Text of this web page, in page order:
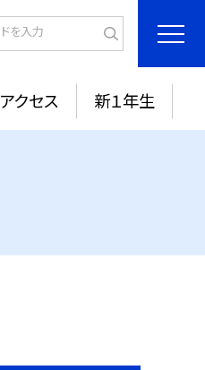
アクセス 新１年生